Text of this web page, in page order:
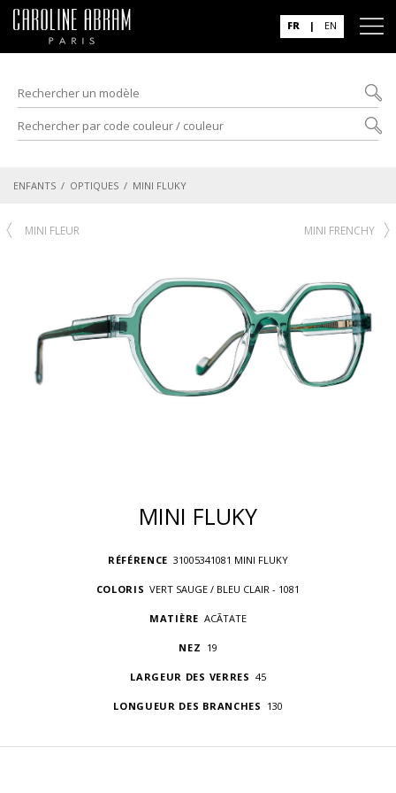
FR | EN
ENFANTS / OPTIQUES / MINI FLUKY
MINI FLEUR MINI FRENCHY
MINI FLUKY
RÉFÉRENCE 31005341081 MINI FLUKY
COLORIS VERT SAUGE / BLEU CLAIR - 1081
MATIÈRE ACÃTATE
NEZ 19
LARGEUR DES VERRES 45
LONGUEUR DES BRANCHES 130